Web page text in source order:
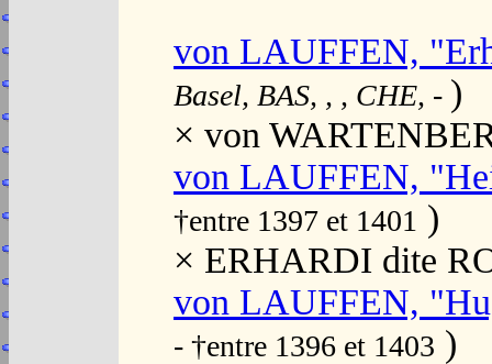
von LAUFFEN,
Basel, BAS, , , CHE, - )
× von
von LAUFFEN,
†entre 1397 et 1401 )
× ERHARDI dite
von LAUFFEN,
- †entre 1396 et 1403 )